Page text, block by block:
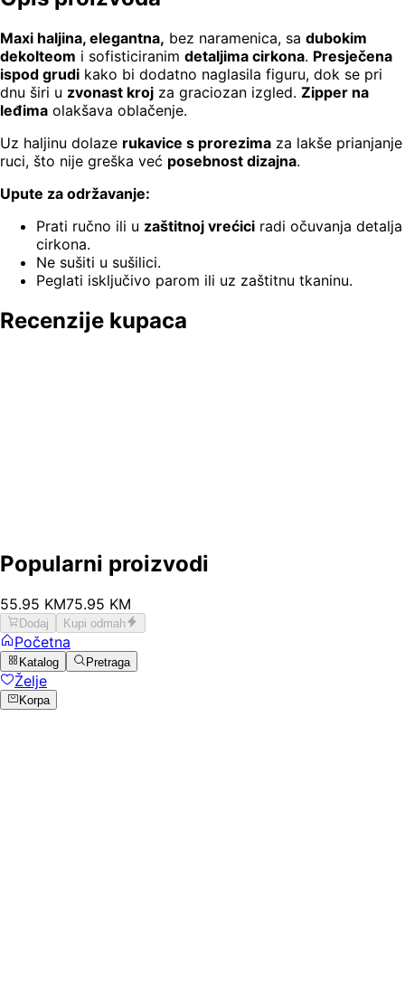
Maxi haljina, elegantna, bez naramenica, sa dubokim
dekolteom i sofisticiranim detaljima cirkona. Presječena
ispod grudi kako bi dodatno naglasila figuru, dok se pri
dnu širi u zvonast kroj za graciozan izgled. Zipper na
leđima olakšava oblačenje.
Uz haljinu dolaze rukavice s prorezima za lakše prianjanje
ruci, što nije greška već posebnost dizajna.
Upute za održavanje:
Prati ručno ili u zaštitnoj vrećici radi očuvanja detalja
cirkona.
Ne sušiti u sušilici.
Peglati isključivo parom ili uz zaštitnu tkaninu.
Recenzije kupaca
Popularni proizvodi
55.95 KM75.95 KM
Dodaj Kupi odmah
Početna
Katalog Pretraga
Želje
Korpa